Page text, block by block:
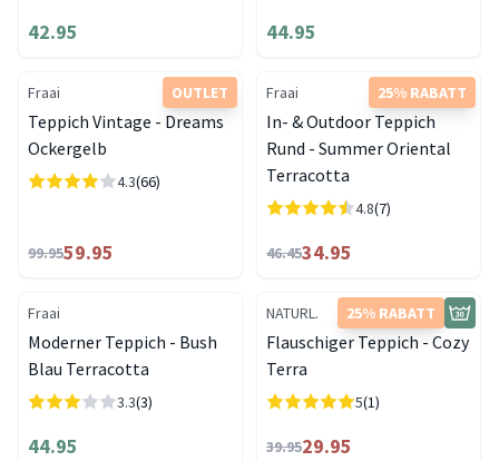
42.95 44.95
OUTLET
Fraai
Teppich Vintage - Dreams
Ockergelb
4.3(66)
99.9559.95
25% RABATT
Fraai
In- & Outdoor Teppich
Rund - Summer Oriental
Terracotta
4.8(7)
46.4534.95
Fraai
Moderner Teppich - Bush
Blau Terracotta
3.3(3)
44.95
25% RABATT
NATURL.
Flauschiger Teppich - Cozy
Terra
5(1)
39.9529.95